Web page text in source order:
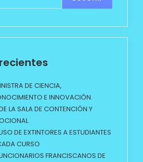
DE CIENCIA,
E INNOVACIÓN.
LA SALA DE CONTENCIÓN Y
DE EXTINTORES A ESTUDIANTES
CURSO
FRANCISCANOS DE